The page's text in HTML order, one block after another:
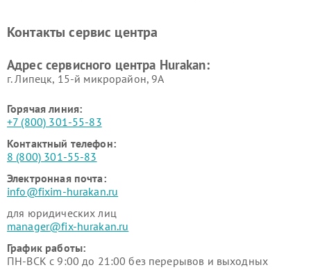
Hurakan
Контакты сервис центра
Адрес сервисного центра Hurakan:
г. Липецк, 15-й микрорайон, 9А
Горячая линия:
+7 (800) 301-55-83
Контактный телефон:
8 (800) 301-55-83
Электронная почта:
info@fixim-hurakan.ru
для юридических лиц
manager@fix-hurakan.ru
График работы:
ПН-ВСК с 9:00 до 21:00 без перерывов и выходных